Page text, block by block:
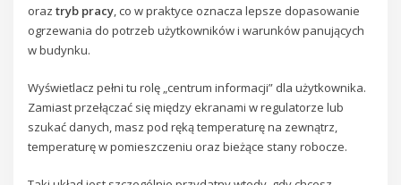
oraztryb pracy, co w praktyce oznacza lepsze dopasowanie
ogrzewania do potrzeb użytkowników i warunków panujących
w budynku.
Wyświetlacz pełni tu rolę „centrum informacji” dla użytkownika.
Zamiast przełączać się między ekranami w regulatorze lub
szukać danych, masz pod ręką temperaturę na zewnątrz,
temperaturę w pomieszczeniu oraz bieżące stany robocze.